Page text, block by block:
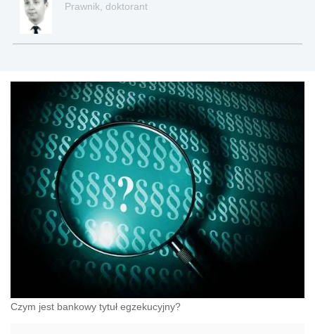
Prawnik, doktorant
Czym jest bankowy tytuł egzekucyjny?